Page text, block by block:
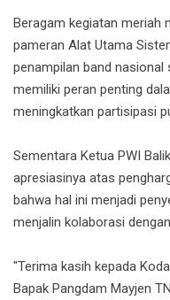
Beragam kegiatan meriah
pameran Alat Utama
penampilan band nasional
memiliki peran penting
meningkatkan partisipasi
Sementara Ketua PWI
apresiasinya atas
bahwa hal ini menjadi
menjalin kolaborasi
"Terima kasih kepada
Bapak Pangdam Mayjen